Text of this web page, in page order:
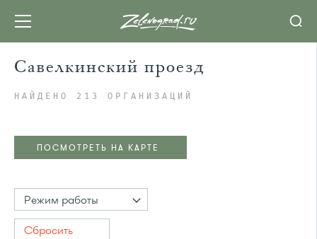
Савелкинский проезд
НАЙДЕНО 213 ОРГАНИЗАЦИЙ
ПОСМОТРЕТЬ НА КАРТЕ
Режим работы
Сбросить